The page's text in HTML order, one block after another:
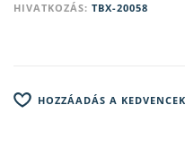
HIVATKOZÁS: TBX-20058
HOZZÁADÁS A